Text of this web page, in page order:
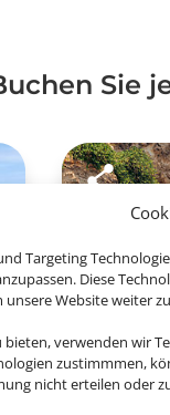
Targeting
Diese
Website weiter
verwenden wir
zustimmmen,
nicht erteilen
Sie